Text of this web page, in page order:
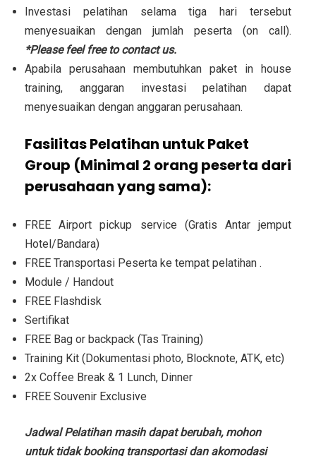
Investasi pelatihan selama tiga hari tersebut
menyesuaikan dengan jumlah peserta (on call).
*Please feel free to contact us.
Apabila perusahaan membutuhkan paket in house
training, anggaran investasi pelatihan dapat
menyesuaikan dengan anggaran perusahaan.
Fasilitas Pelatihan untuk Paket
Group (Minimal 2 orang peserta dari
perusahaan yang sama):
FREE Airport pickup service (Gratis Antar jemput
Hotel/Bandara)
FREE Transportasi Peserta ke tempat pelatihan .
Module / Handout
FREE Flashdisk
Sertifikat
FREE Bag or backpack (Tas Training)
Training Kit (Dokumentasi photo, Blocknote, ATK, etc)
2x Coffee Break & 1 Lunch, Dinner
FREE Souvenir Exclusive
Jadwal Pelatihan masih dapat berubah, mohon
untuk tidak booking transportasi dan akomodasi